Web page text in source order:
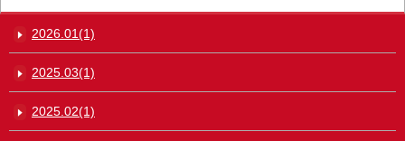
2026.01(1)
2025.03(1)
2025.02(1)